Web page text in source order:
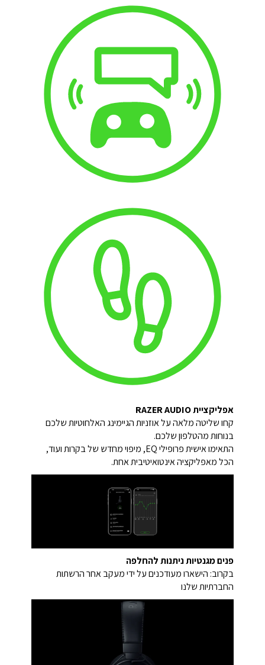
אפליקציית RAZER AUDIO
קחו שליטה מלאה על אוזניות הגיימינג האלחוטיות שלכם
בנוחות מהטלפון שלכם.
התאימו אישית פרופילי EQ, מיפוי מחדש של בקרות ועוד,
הכל מאפליקציה אינטואיטיבית אחת.
פנים מגנטיות ניתנות להחלפה
בקרוב: הישארו מעודכנים על ידי מעקב אחר הרשתות
החברתיות שלנו